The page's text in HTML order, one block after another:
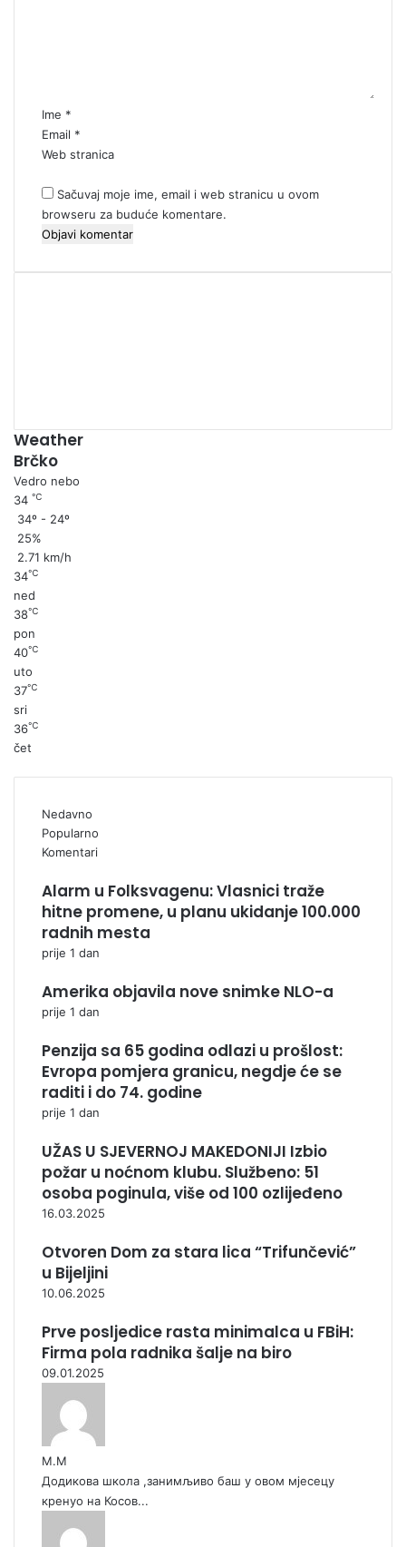
*Ime *
Email *
Web stranica
Sačuvaj moje ime, email i web stranicu u ovom
browseru za buduće komentare.
Weather
Brčko
Vedro nebo
34 ℃
34º - 24º
25%
2.71 km/h
34℃
ned
38℃
pon
40℃
uto
37℃
sri
36℃
čet
Nedavno
Popularno
Komentari
Alarm u Folksvagenu: Vlasnici traže
hitne promene, u planu ukidanje 100.000
radnih mesta
prije 1 dan
Amerika objavila nove snimke NLO-a
prije 1 dan
Penzija sa 65 godina odlazi u prošlost:
Evropa pomjera granicu, negdje će se
raditi i do 74. godine
prije 1 dan
UŽAS U SJEVERNOJ MAKEDONIJI Izbio
požar u noćnom klubu. Službeno: 51
osoba poginula, više od 100 ozlijeđeno
16.03.2025
Otvoren Dom za stara lica “Trifunčević”
u Bijeljini
10.06.2025
Prve posljedice rasta minimalca u FBiH:
Firma pola radnika šalje na biro
09.01.2025
М.М
Додикова школа ,занимљиво баш у овом мјесецу
кренуо на Косов...